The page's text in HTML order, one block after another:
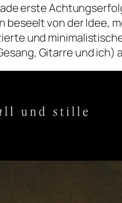
erste
beseelt von der Idee,
und
Gitarre und ich)